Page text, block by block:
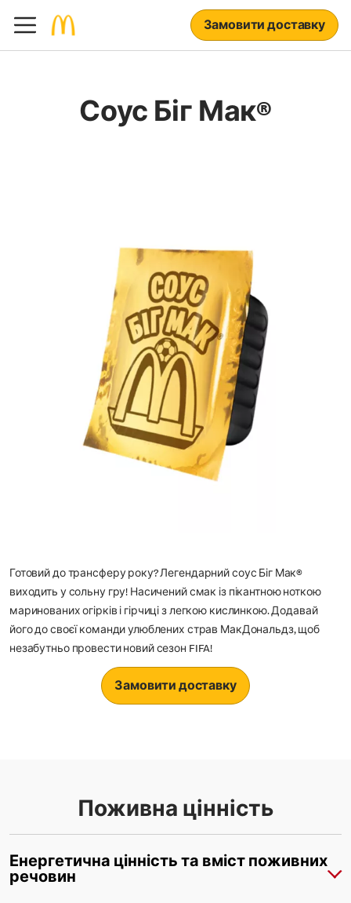
Замовити доставку
Соус Біг Мак®
Готовий до трансферу року? Легендарний соус Біг Мак®
виходить у сольну гру! Насичений смак із пікантною ноткою
маринованих огірків і гірчиці з легкою кислинкою. Додавай
його до своєї команди улюблених страв МакДональдз, щоб
незабутньо провести новий сезон FIFA!
Замовити доставку
Поживна цінність
Енергетична цінність та вміст поживних
речовин